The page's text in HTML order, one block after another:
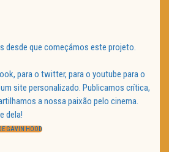
desde que começámos este projeto.
para o twitter, para o youtube para o
site personalizado. Publicamos crítica,
a nossa paixão pelo cinema.
dela!
GAVIN HOOD